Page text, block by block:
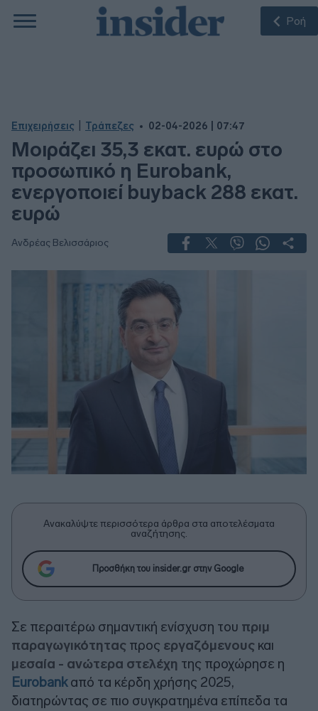
Ροή
Επιχειρήσεις Τράπεζες 02-04-2026 | 07:47
Μοιράζει 35,3 εκατ. ευρώ στο
προσωπικό η Eurobank,
ενεργοποιεί buyback 288 εκατ.
ευρώ
Ανδρέας Βελισσάριος
Ανακαλύψτε περισσότερα άρθρα στα αποτελέσματα
αναζήτησης.
Προσθήκη του insider.gr στην Google
Σε περαιτέρω σημαντική ενίσχυση του πριμ
παραγωγικότητας προς εργαζόμενους και
μεσαία - ανώτερα στελέχη της προχώρησε η
Eurobankαπό τα κέρδη χρήσης 2025,
διατηρώντας σε πιο συγκρατημένα επίπεδα τα